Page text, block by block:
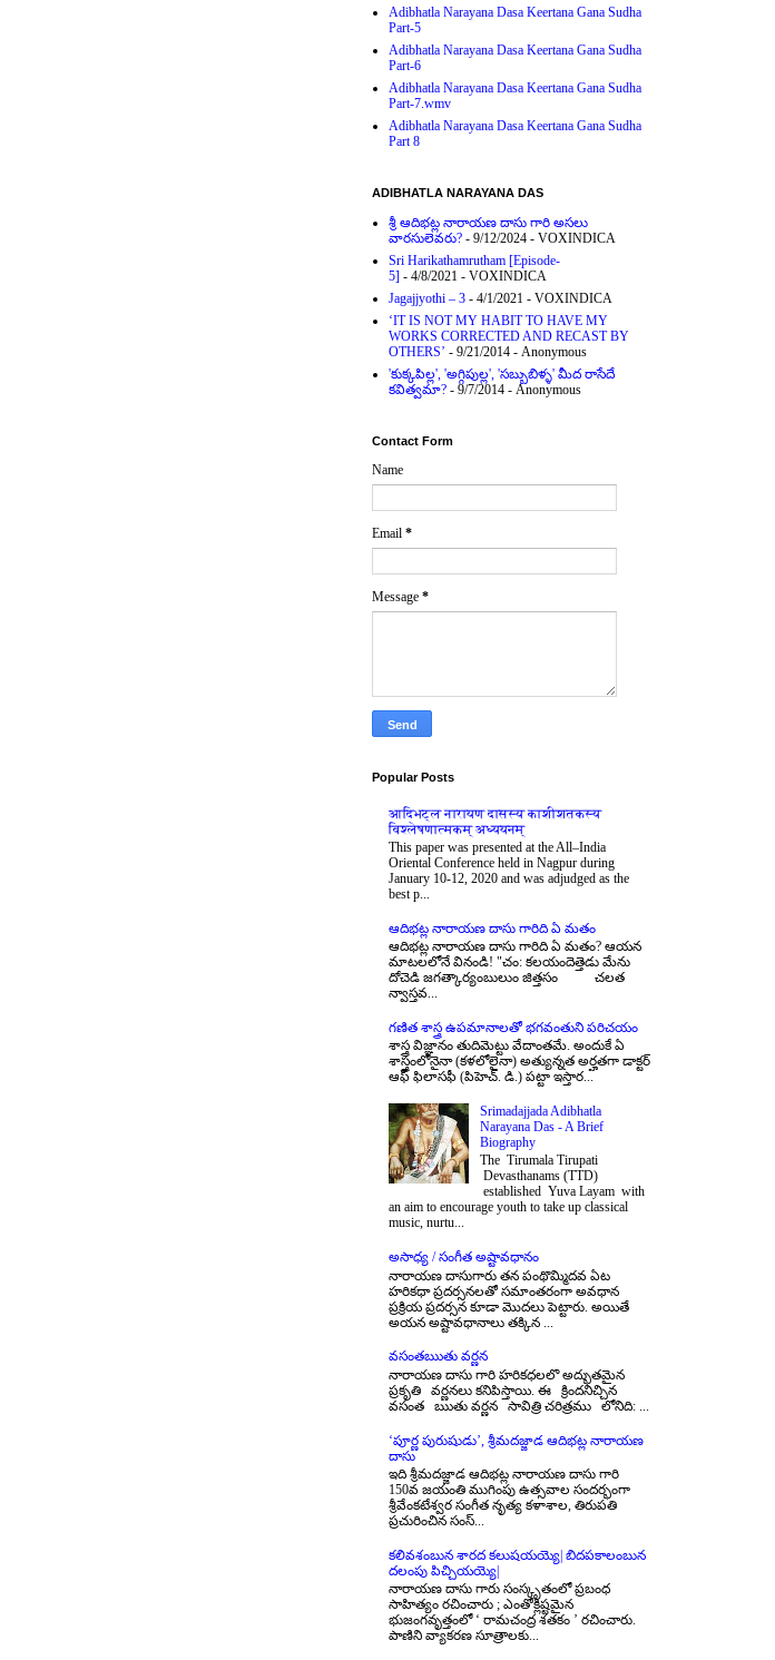
Adibhatla Narayana Dasa Keertana Gana Sudha
Part-5
Adibhatla Narayana Dasa Keertana Gana Sudha
Part-6
Adibhatla Narayana Dasa Keertana Gana Sudha
Part-7.wmv
Adibhatla Narayana Dasa Keertana Gana Sudha
Part 8
ADIBHATLA NARAYANA DAS
శ్రీ ఆదిభట్ల నారాయణ దాసు గారి అసలు
వారసులెవరు? - 9/12/2024 - VOXINDICA
Sri Harikathamrutham [Episode-
5] - 4/8/2021 - VOXINDICA
Jagajjyothi – 3 - 4/1/2021 - VOXINDICA
‘IT IS NOT MY HABIT TO HAVE MY
WORKS CORRECTED AND RECAST BY
OTHERS’ - 9/21/2014 - Anonymous
'కుక్కపిల్ల', 'అగ్గిపుల్ల', 'సబ్బుబిళ్ళ' మీద రాసేదే
కవిత్వమా? - 9/7/2014 - Anonymous
Contact Form
Name
Email *
Message *
Popular Posts
आदिभट्ल नारायण दासस्य काशीशतकस्य
विश्लेषणात्मकम् अध्ययनम्
This paper was presented at the All–India
Oriental Conference held in Nagpur during
January 10-12, 2020 and was adjudged as the
best p...
ఆదిభట్ల నారాయణ దాసు గారిది ఏ మతం
ఆదిభట్ల నారాయణ దాసు గారిది ఏ మతం? ఆయన
మాటలలోనే వినండి! "చం: కలయందెత్తెడు మేను
దోచెడి జగత్కార్యంబులుం జిత్తసం చలత
న్వాస్తవ...
గణిత శాస్త్ర ఉపమానాలతో భగవంతుని పరిచయం
శాస్త్ర విజ్ఞానం తుదిమెట్టు వేదాంతమే. అందుకే ఏ
శాస్త్రంలోనైనా (కళలోలైనా) అత్యున్నత అర్హతగా డాక్టర్
ఆఫ్ ఫిలాసఫీ (పిహెచ్. డి.) పట్టా ఇస్తార...
Srimadajjada Adibhatla
Narayana Das - A Brief
Biography
The Tirumala Tirupati
Devasthanams (TTD)
established Yuva Layam with
an aim to encourage youth to take up classical
music, nurtu...
అసాధ్య / సంగీత అష్టావధానం
నారాయణ దాసుగారు తన పంథొమ్మిదవ ఏట
హరికధా ప్రదర్సనలతో సమాంతరంగా అవధాన
ప్రక్రియ ప్రదర్సన కూడా మొదలు పెట్టారు. అయితే
అయన అష్టావధానాలు తక్కిన ...
వసంతఋతు వర్ణన
నారాయణ దాసు గారి హరికధలలొ అద్భుతమైన
ప్రకృతి వర్ణనలు కనిపిస్తాయి. ఈ క్రిందనిచ్చిన
వసంత ఋతు వర్ణన సావిత్రి చరిత్రము లోనిది: ...
‘పూర్ణ పురుషుడు’, శ్రీమదజ్జాడ ఆదిభట్ల నారాయణ
దాసు
ఇది శ్రీమదజ్జాడ ఆదిభట్ల నారాయణ దాసు గారి
150వ జయంతి ముగింపు ఉత్సవాల సందర్భంగా
శ్రీవేంకటేశ్వర సంగీత నృత్య కళాశాల, తిరుపతి
ప్రచురించిన సంస్...
కలివశంబున శారద కలుషయయ్యె| బిదపకాలంబున
దలంపు పిచ్చియయ్యె|
నారాయణ దాసు గారు సంస్కృతంలో ప్రబంధ
సాహిత్యం రచించారు ; ఎంతోక్లిష్టమైన
భుజంగవృత్తంలో ‘ రామచంద్ర శతకం ’ రచించారు.
పాణిని వ్యాకరణ సూత్రాలకు...